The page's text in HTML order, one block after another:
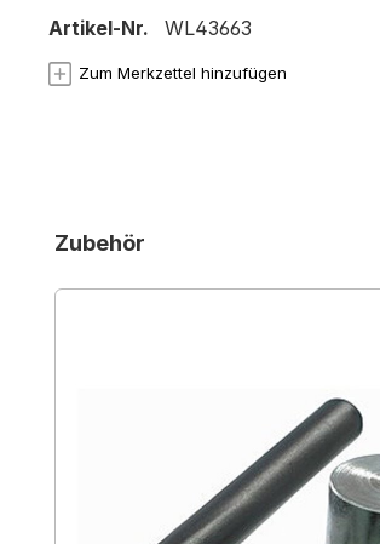
Artikel-Nr. WL43663
Zum Merkzettel hinzufügen
Produktgalerie überspringen
Zubehör